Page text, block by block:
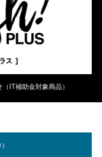
IT補助金対象商品）
)